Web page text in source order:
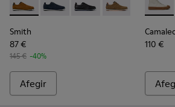
Smith - K100478-017 - Brown
Smith - K100478-018 -
Smith - K100478-016 -
Smith -
Smith
87 €
145 € -40%
Afegir
110 €